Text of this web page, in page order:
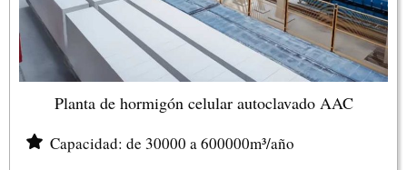
Planta de hormigón celular autoclavado AAC
Capacidad: de 30000 a 600000m³/año